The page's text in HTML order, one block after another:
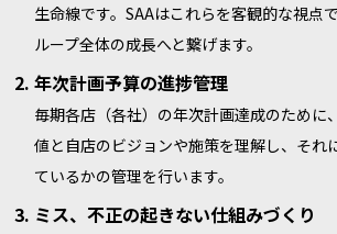
生命線です。SAAはこれらを客観的な視点
ループ全体の成長へと繋げます。
年次計画予算の進捗管理
毎期各店（各社）の年次計画達成のために
値と自店のビジョンや施策を理解し、それ
ているかの管理を行います。
ミス、不正の起きない仕組みづくり